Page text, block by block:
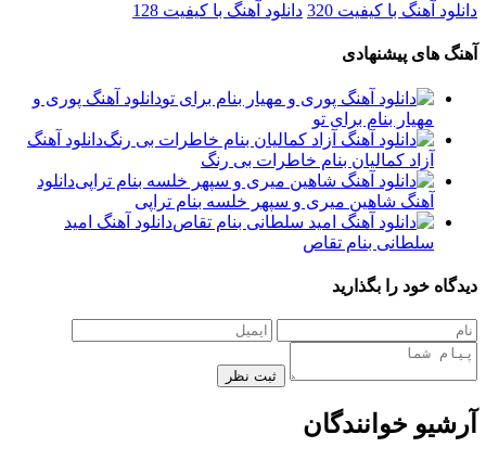
دانلود آهنگ با کیفیت 320 دانلود آهنگ با کیفیت 128
آهنگ های پیشنهادی
دانلود آهنگ پوری و
مهیار بنام برای تو
دانلود آهنگ
آزاد کمالیان بنام خاطرات بی رنگ
دانلود
آهنگ شاهین میری و سپهر خلسه بنام تراپی
دانلود آهنگ امید
سلطانی بنام تقاص
دیدگاه خود را بگذارید
ثبت نظر
آرشیو خوانندگان